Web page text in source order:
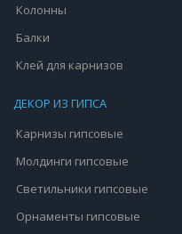
Колонны
Балки
Клей для карнизов
ДЕКОР ИЗ ГИПСА
Карнизы гипсовые
Молдинги гипсовые
Светильники гипсовые
Орнаменты гипсовые